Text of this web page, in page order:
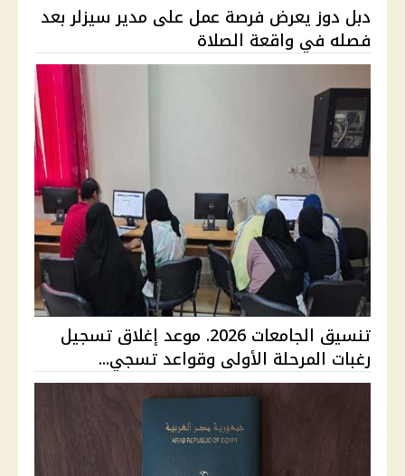
دبل دوز يعرض فرصة عمل على مدير سيزلر بعد
فصله في واقعة الصلاة
تنسيق الجامعات 2026. موعد إغلاق تسجيل
رغبات المرحلة الأولى وقواعد تسجي...